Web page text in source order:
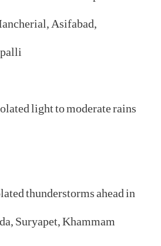
Asifabad,
light to moderate rains
thunderstorms ahead in
Suryapet, Khammam